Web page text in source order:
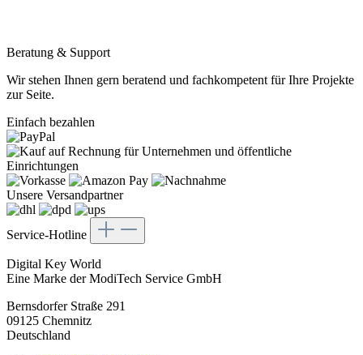
Beratung & Support
Wir stehen Ihnen gern beratend und fachkompetent für Ihre Projekte
zur Seite.
Einfach bezahlen
Unsere Versandpartner
Service-Hotline
Digital Key World
Eine Marke der ModiTech Service GmbH
Bernsdorfer Straße 291
09125 Chemnitz
Deutschland